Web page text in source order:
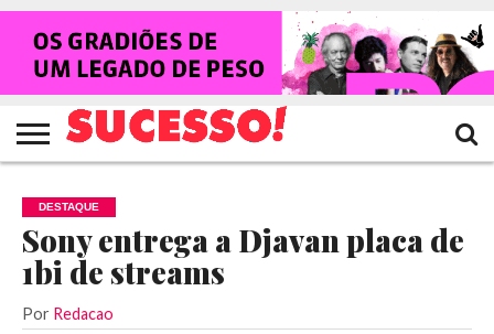
HOME
NOTÍCIAS
SHOWS
ENTREVISTAS
CLIQUES
RANKING
CROWLEY
TV
SUCESSO!
REVISTA
SUCESSO!
DESTAQUE
Sony entrega a Djavan placa de
1bi de streams
Por Redacao